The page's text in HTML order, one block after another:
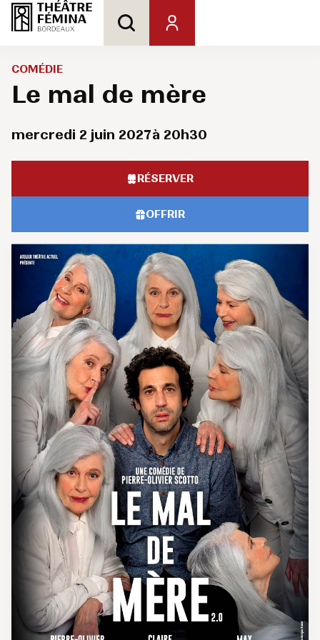
COMÉDIE
Le mal de mère
mercredi 2 juin 2027à 20h30
RÉSERVER
OFFRIR